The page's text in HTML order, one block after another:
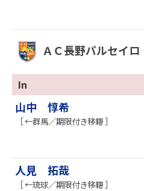
ＡＣ長野パルセイロ
In
山中 惇希
［ ←群馬／期限付き移籍 ］
人見 拓哉
［ ←琉球／期限付き移籍 ］